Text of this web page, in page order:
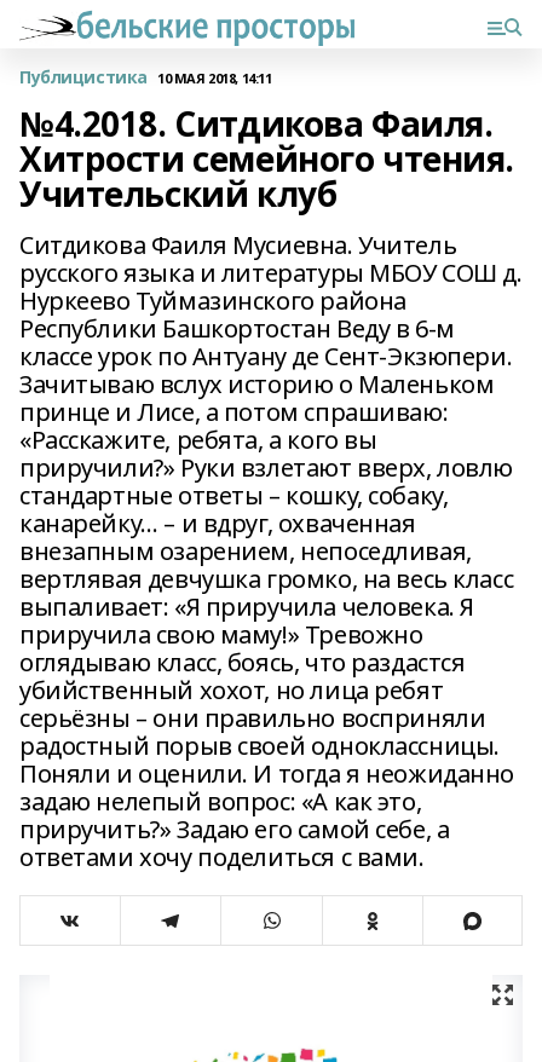
Публицистика 10 МАЯ 2018, 14:11
№4.2018. Ситдикова Фаиля.
Хитрости семейного чтения.
Учительский клуб
Ситдикова Фаиля Мусиевна. Учитель
русского языка и литературы МБОУ СОШ д.
Нуркеево Туймазинского района
Республики Башкортостан Веду в 6-м
классе урок по Антуану де Сент-Экзюпери.
Зачитываю вслух историю о Маленьком
принце и Лисе, а потом спрашиваю:
«Расскажите, ребята, а кого вы
приручили?» Руки взлетают вверх, ловлю
стандартные ответы – кошку, собаку,
канарейку… – и вдруг, охваченная
внезапным озарением, непоседливая,
вертлявая девчушка громко, на весь класс
выпаливает: «Я приручила человека. Я
приручила свою маму!» Тревожно
оглядываю класс, боясь, что раздастся
убийственный хохот, но лица ребят
серьёзны – они правильно восприняли
радостный порыв своей одноклассницы.
Поняли и оценили. И тогда я неожиданно
задаю нелепый вопрос: «А как это,
приручить?» Задаю его самой себе, а
ответами хочу поделиться с вами.